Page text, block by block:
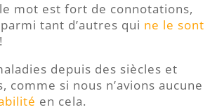
mot est fort de connotations,
parmi tant d’autres qui ne le sont
!
depuis des siècles et
comme si nous n’avions aucune
en cela.